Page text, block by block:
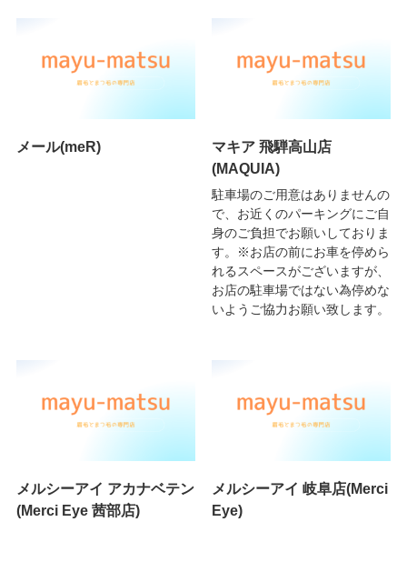
メール(meR)
マキア 飛騨高山店
(MAQUIA)
駐車場のご用意はありませんの
で、お近くのパーキングにご自
身のご負担でお願いしておりま
す。※お店の前にお車を停めら
れるスペースがございますが、
お店の駐車場ではない為停めな
いようご協力お願い致します。
メルシーアイ アカナベテン
(Merci Eye 茜部店)
メルシーアイ 岐阜店(Merci
Eye)